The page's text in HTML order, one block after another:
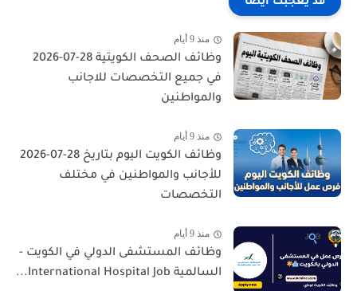
منذ 9 أيام
وظائف الصحف الكويتية 28-07-2026
في جميع التخصصات للاجانب
والمواطنين
منذ 9 أيام
وظائف الكويت اليوم بتاريخ 28-07-2026
للأجانب والمواطنين في مختلف
التخصصات
منذ 9 أيام
وظائف المستشفى الدولي في الكويت -
السالمية International Hospital Job...